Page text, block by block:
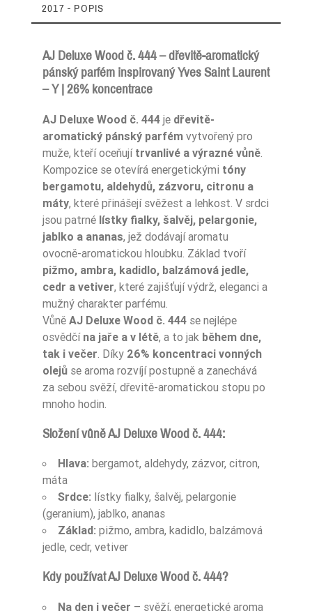
2017 - POPIS
AJ Deluxe Wood č. 444 – dřevitě-aromatický
pánský parfém inspirovaný Yves Saint Laurent
– Y | 26% koncentrace
AJ Deluxe Wood č. 444 je dřevitě-
aromatický pánský parfém vytvořený pro
muže, kteří oceňují trvanlivé a výrazné vůně.
Kompozice se otevírá energetickými tóny
bergamotu, aldehydů, zázvoru, citronu a
máty, které přinášejí svěžest a lehkost. V srdci
jsou patrné lístky fialky, šalvěj, pelargonie,
jablko a ananas, jež dodávají aromatu
ovocně-aromatickou hloubku. Základ tvoří
pižmo, ambra, kadidlo, balzámová jedle,
cedr a vetiver, které zajišťují výdrž, eleganci a
mužný charakter parfému.
Vůně AJ Deluxe Wood č. 444 se nejlépe
osvědčí na jaře a v létě, a to jak během dne,
tak i večer. Díky 26% koncentraci vonných
olejů se aroma rozvíjí postupně a zanechává
za sebou svěží, dřevitě-aromatickou stopu po
mnoho hodin.
Složení vůně AJ Deluxe Wood č. 444:
Hlava: bergamot, aldehydy, zázvor, citron,
máta
Srdce: lístky fialky, šalvěj, pelargonie
(geranium), jablko, ananas
Základ: pižmo, ambra, kadidlo, balzámová
jedle, cedr, vetiver
Kdy používat AJ Deluxe Wood č. 444?
Na den i večer – svěží, energetické aroma
Ean13